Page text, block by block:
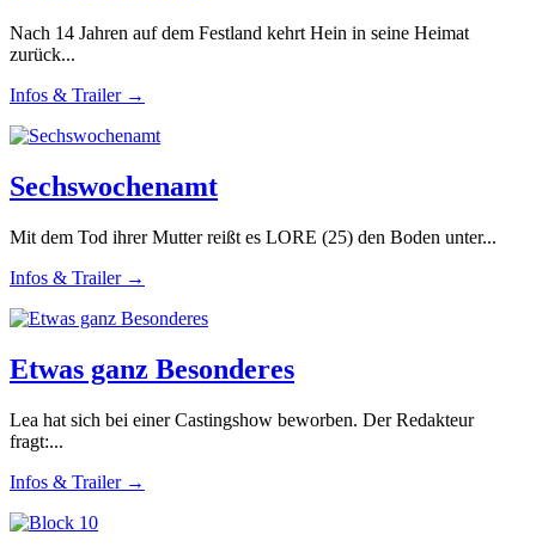
Nach 14 Jahren auf dem Festland kehrt Hein in seine Heimat
zurück...
Infos & Trailer →
Sechswochenamt
Mit dem Tod ihrer Mutter reißt es LORE (25) den Boden unter...
Infos & Trailer →
Etwas ganz Besonderes
Lea hat sich bei einer Castingshow beworben. Der Redakteur
fragt:...
Infos & Trailer →